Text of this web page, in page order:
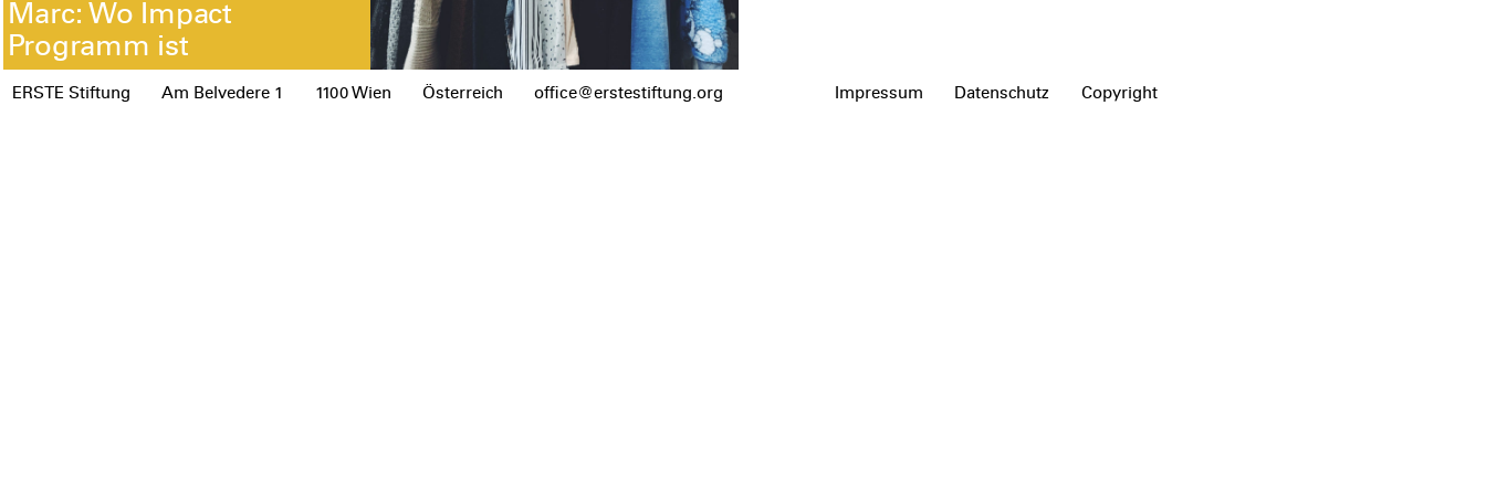
Marc: Wo Impact
Programm ist
ERSTE Stiftung Am Belvedere 1 1100 Wien Österreich office@erstestiftung.org Impressum Datenschutz Copyright